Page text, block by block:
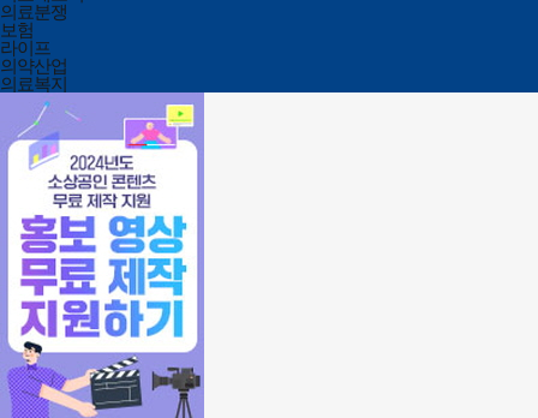
의료분쟁
보험
라이프
의약산업
의료복지